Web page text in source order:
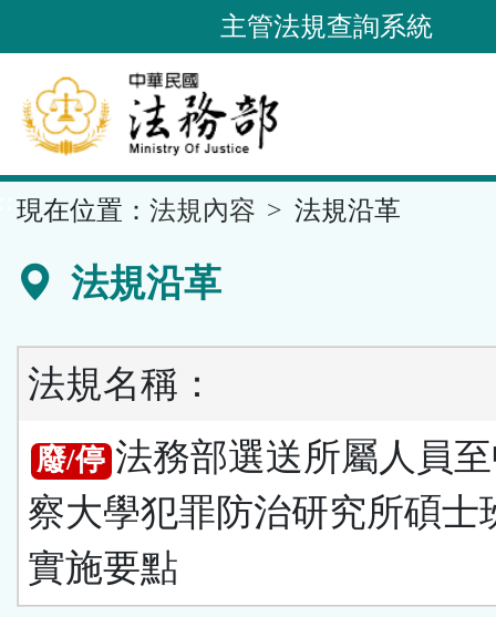
到
要
內
容
區
主管法規查詢系統
現在位置： 法規內容 法規沿革
法規沿革
法規名稱：
廢/停 法務部選送所屬人員
察大學犯罪防治研究所碩士
實施要點